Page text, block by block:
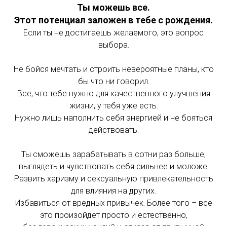
Ты можешь все.
Этот потенциал заложен в тебе с рождения.
Если ты не достигаешь желаемого, это вопрос
выбора.
Не бойся мечтать и строить невероятные планы, кто
бы что ни говорил.
Все, что тебе нужно для качественного улучшения
жизни, у тебя уже есть.
Нужно лишь наполнить себя энергией и не бояться
действовать.
Ты сможешь зарабатывать в сотни раз больше,
выглядеть и чувствовать себя сильнее и моложе.
Развить харизму и сексуальную привлекательность
для влияния на других.
Избавиться от вредных привычек. Более того – все
это произойдет просто и естественно,